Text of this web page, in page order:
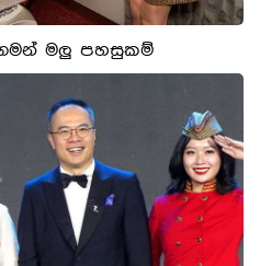
මලු පහසුකම්